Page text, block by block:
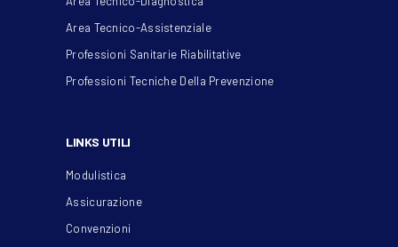
Area Tecnico-Assistenziale
Professioni Sanitarie Riabilitative
Professioni Tecniche Della Prevenzione
LINKS UTILI
Modulistica
Assicurazione
Convenzioni